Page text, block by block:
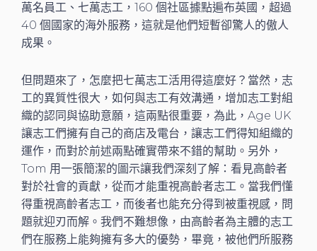
萬名員工、七萬志工，160 個社區據點遍布英國，超過
40 個國家的海外服務，這就是他們短暫卻驚人的傲人
成果。
但問題來了，怎麼把七萬志工活用得這麼好？當然，志
工的異質性很大，如何與志工有效溝通，增加志工對組
織的認同與協助意願，這兩點很重要，為此，Age UK
讓志工們擁有自己的商店及電台，讓志工們得知組織的
運作，而對於前述兩點確實帶來不錯的幫助。另外，
Tom 用一張簡潔的圖示讓我們深刻了解：看見高齡者
對於社會的貢獻，從而才能重視高齡者志工。當我們懂
得重視高齡者志工，而後者也能充分得到被重視感，問
題就迎刃而解。我們不難想像，由高齡者為主體的志工
們在服務上能夠擁有多大的優勢，畢竟，被他們所服務